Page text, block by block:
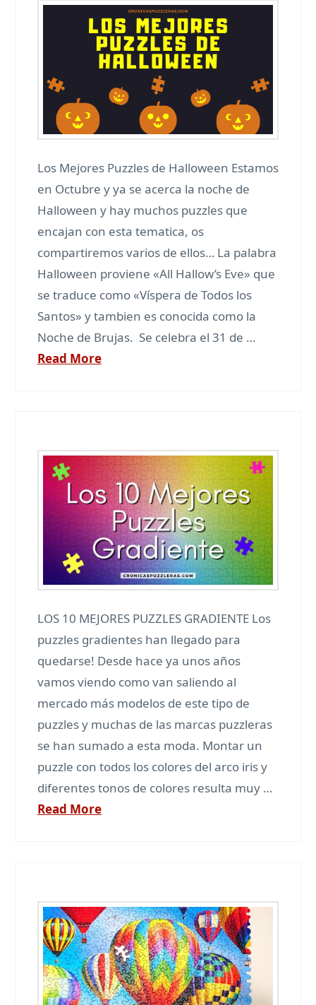
Los Mejores Puzzles de Halloween Estamos
en Octubre y ya se acerca la noche de
Halloween y hay muchos puzzles que
encajan con esta tematica, os
compartiremos varios de ellos… La palabra
Halloween proviene «All Hallow’s Eve» que
se traduce como «Víspera de Todos los
Santos» y tambien es conocida como la
Noche de Brujas. Se celebra el 31 de …
Read More
LOS 10 MEJORES PUZZLES GRADIENTE Los
puzzles gradientes han llegado para
quedarse! Desde hace ya unos años
vamos viendo como van saliendo al
mercado más modelos de este tipo de
puzzles y muchas de las marcas puzzleras
se han sumado a esta moda. Montar un
puzzle con todos los colores del arco iris y
diferentes tonos de colores resulta muy …
Read More